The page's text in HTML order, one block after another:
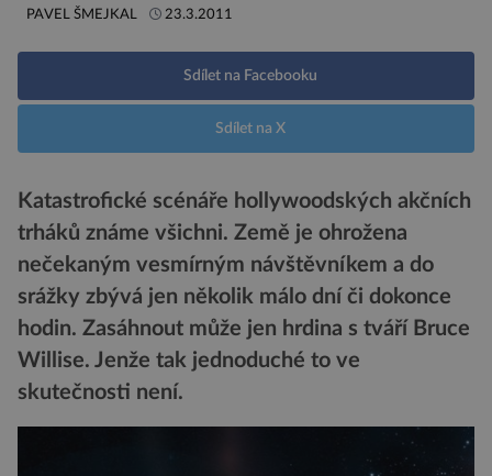
PAVEL ŠMEJKAL 23.3.2011
Sdílet na Facebooku
Sdílet na X
Katastrofické scénáře hollywoodských akčních
trháků známe všichni. Země je ohrožena
nečekaným vesmírným návštěvníkem a do
srážky zbývá jen několik málo dní či dokonce
hodin. Zasáhnout může jen hrdina s tváří Bruce
Willise. Jenže tak jednoduché to ve
skutečnosti není.